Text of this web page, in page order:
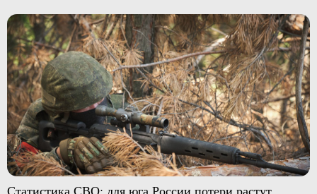
Статистика СВО: для юга России потери растут